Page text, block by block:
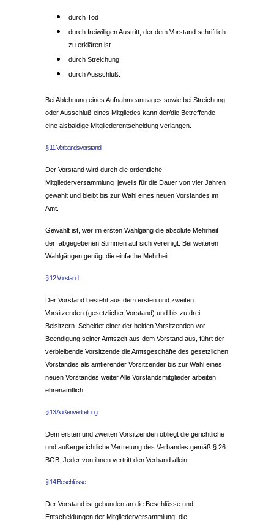
durch Tod
durch freiwilligen Austritt, der dem Vorstand schriftlich
zu erklären ist
durch Streichung
durch Ausschluß.
Bei Ablehnung eines Aufnahmeantrages sowie bei Streichung
oder Ausschluß eines Mitgliedes kann der/die Betreffende
eine alsbaldige Mitgliederentscheidung verlangen.
§ 11 Verbandsvorstand
Der Vorstand wird durch die ordentliche
Mitgliederversammlung jeweils für die Dauer von vier Jahren
gewählt und bleibt bis zur Wahl eines neuen Vorstandes im
Amt.
Gewählt ist, wer im ersten Wahlgang die absolute Mehrheit
der abgegebenen Stimmen auf sich vereinigt. Bei weiteren
Wahlgängen genügt die einfache Mehrheit.
§ 12 Vorstand
Der Vorstand besteht aus dem ersten und zweiten
Vorsitzenden (gesetzlicher Vorstand) und bis zu drei
Beisitzern. Scheidet einer der beiden Vorsitzenden vor
Beendigung seiner Amtszeit aus dem Vorstand aus, führt der
verbleibende Vorsitzende die Amtsgeschäfte des gesetzlichen
Vorstandes als amtierender Vorsitzender bis zur Wahl eines
neuen Vorstandes weiter.Alle Vorstandsmitglieder arbeiten
ehrenamtlich.
§ 13 Außenvertretung
Dem ersten und zweiten Vorsitzenden obliegt die gerichtliche
und außergerichtliche Vertretung des Verbandes gemäß § 26
BGB. Jeder von ihnen vertritt den Verband allein.
§ 14 Beschlüsse
Der Vorstand ist gebunden an die Beschlüsse und
Entscheidungen der Mitgliederversammlung, die